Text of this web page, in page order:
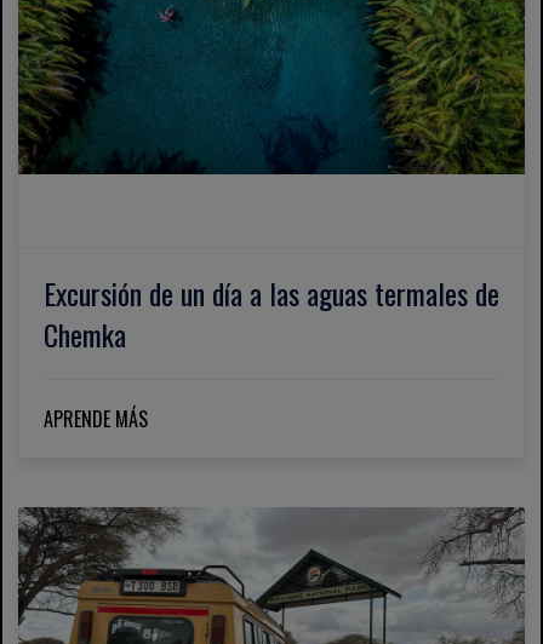
Excursión de un día a las aguas termales de
Chemka
APRENDE MÁS